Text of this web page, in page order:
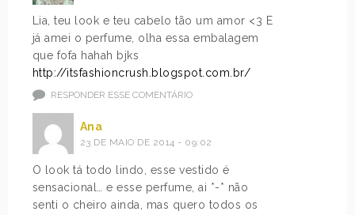
Lia, teu look e teu cabelo tão um amor <3 E
já amei o perfume, olha essa embalagem
que fofa hahah bjks
http://itsfashioncrush.blogspot.com.br/
RESPONDER ESSE COMENTÁRIO
Ana
23 DE MAIO DE 2014 - 09:02
O look tá todo lindo, esse vestido é
sensacional… e esse perfume, ai *-* não
senti o cheiro ainda, mas quero todos os